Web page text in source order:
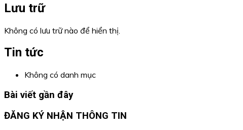
Lưu trữ
Không có lưu trữ nào để hiển thị.
Tin tức
Không có danh mục
Bài viết gần đây
ĐĂNG KÝ NHẬN THÔNG TIN